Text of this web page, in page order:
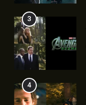
5
6
4
5